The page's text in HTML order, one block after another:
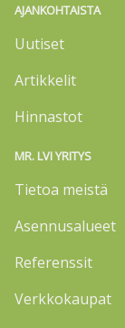
AJANKOHTAISTA
Uutiset
Artikkelit
Hinnastot
MR. LVI YRITYS
Tietoa meistä
Asennusalueet
Referenssit
Verkkokaupat